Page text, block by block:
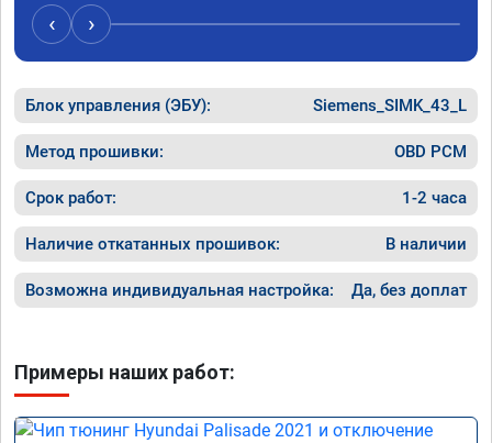
как
Машина
ничего
сразу.
В
пути!
‹ ›
Блок управления (ЭБУ): Siemens_SIMK_43_L
Метод прошивки: OBD PCM
Срок работ: 1-2 часа
Наличие откатанных прошивок: В наличии
Возможна индивидуальная настройка: Да, без доплат
Примеры наших работ: